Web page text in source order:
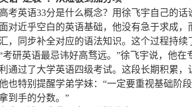
高考英语33分是什么概念？用徐飞宇自己的
面对近乎空白的英语基础，他没有急于求成
，同步补全对应的语法知识。这个过程持续
考研英语最忌讳好高骛远。”徐飞宇说，他
通过了大学英语四级考试。这段长期积累，
也特别提醒学弟学妹：“一定要重视基础阶
到手的分数。”